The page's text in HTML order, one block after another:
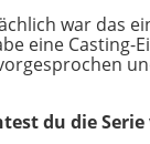
war das
eine Casting-
du die